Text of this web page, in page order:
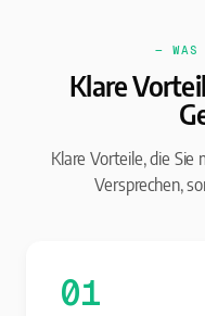
— WAS
Klare
Klare Vorteile, die
Versprechen,
01